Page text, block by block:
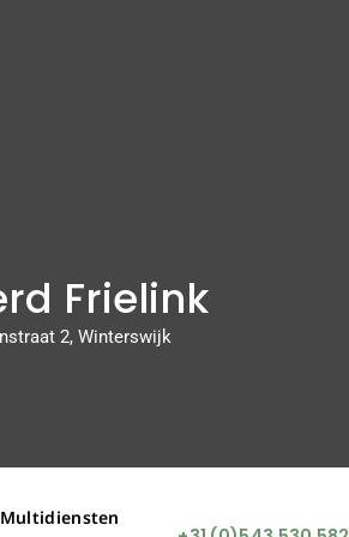
Frielink
2, Winterswijk